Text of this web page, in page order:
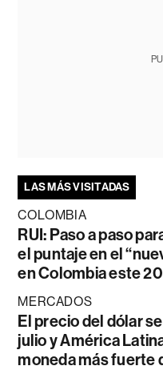
LAS MÁS VISITADAS
COLOMBIA
RUI: Paso a paso
el puntaje en el
en Colombia este
MERCADOS
El precio del dólar
julio y América
moneda más fuerte